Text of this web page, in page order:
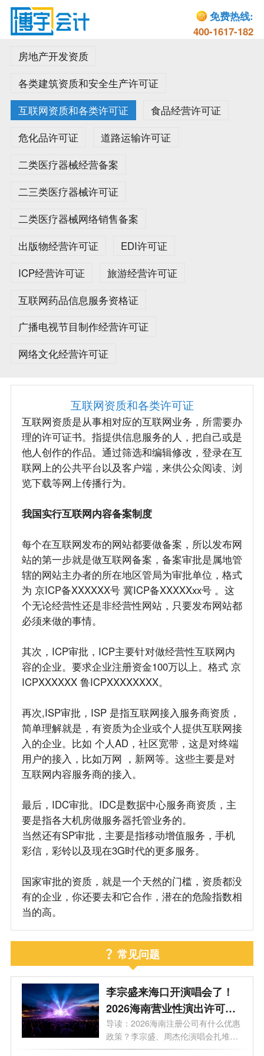
免费热线:
400-1617-182
房地产开发资质
各类建筑资质和安全生产许可证
互联网资质和各类许可证
食品经营许可证
危化品许可证
道路运输许可证
二类医疗器械经营备案
二三类医疗器械许可证
二类医疗器械网络销售备案
出版物经营许可证
EDI许可证
ICP经营许可证
旅游经营许可证
互联网药品信息服务资格证
广播电视节目制作经营许可证
网络文化经营许可证
互联网资质和各类许可证
互联网资质是从事相对应的互联网业务，所需要办
理的许可证书。指提供信息服务的人，把自己或是
他人创作的作品。通过筛选和编辑修改，登录在互
联网上的公共平台以及客户端，来供公众阅读、浏
览下载等网上传播行为。
我国实行互联网内容备案制度
每个在互联网发布的网站都要做备案，所以发布网
站的第一步就是做互联网备案，备案审批是属地管
辖的网站主办者的所在地区管局为审批单位，格式
为 京ICP备XXXXXX号 冀ICP备XXXXXxx号 。这
个无论经营性还是非经营性网站，只要发布网站都
必须来做的事情。
其次，ICP审批，ICP主要针对做经营性互联网内
容的企业。要求企业注册资金100万以上。格式 京
ICPXXXXXX 鲁ICPXXXXXXXX。
再次,ISP审批，ISP 是指互联网接入服务商资质，
简单理解就是，有资质为企业或个人提供互联网接
入的企业。比如 个人AD，社区宽带，这是对终端
用户的接入，比如万网 ，新网等。这些主要是对
互联网内容服务商的接入。
最后，IDC审批。IDC是数据中心服务商资质，主
要是指各大机房做服务器托管业务的。
当然还有SP审批，主要是指移动增值服务，手机
彩信，彩铃以及现在3G时代的更多服务。
国家审批的资质，就是一个天然的门槛，资质都没
有的企业，你还要去和它合作，潜在的危险指数相
当的高。
常见问题
李宗盛来海口开演唱会了！
2026海南营业性演出许可证
怎么办理？一文看懂海南演
艺补贴申报合规全流程
导读：2026海南注册公司有什么优惠
政策？李宗盛、周杰伦演唱会扎堆，
揭秘...